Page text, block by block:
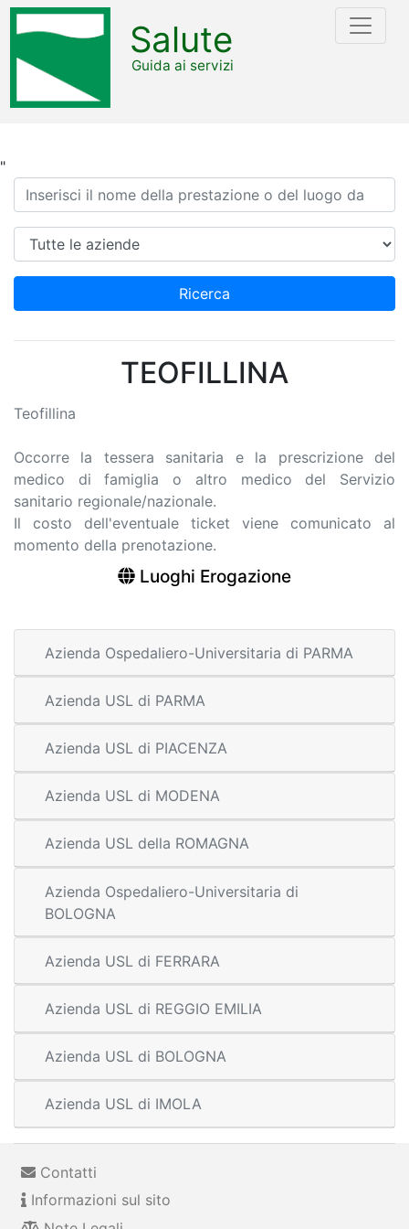
"
Salute
Guida ai servizi
Ricerca
Azienda
Ricerca
TEOFILLINA
Teofillina
Occorre la tessera sanitaria e la prescrizione del
medico di famiglia o altro medico del Servizio
sanitario regionale/nazionale.
Il costo dell'eventuale ticket viene comunicato al
momento della prenotazione.
Luoghi Erogazione
Azienda Ospedaliero-Universitaria di PARMA
Azienda USL di PARMA
Azienda USL di PIACENZA
Azienda USL di MODENA
Azienda USL della ROMAGNA
Azienda Ospedaliero-Universitaria di
BOLOGNA
Azienda USL di FERRARA
Azienda USL di REGGIO EMILIA
Azienda USL di BOLOGNA
Azienda USL di IMOLA
Contatti
Informazioni sul sito